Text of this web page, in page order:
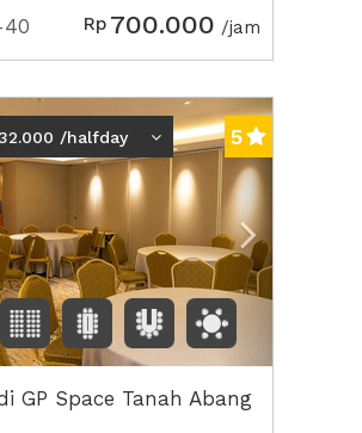
Rp 700.000 /jam
Next2
/halfday 5
GP Space Tanah Abang